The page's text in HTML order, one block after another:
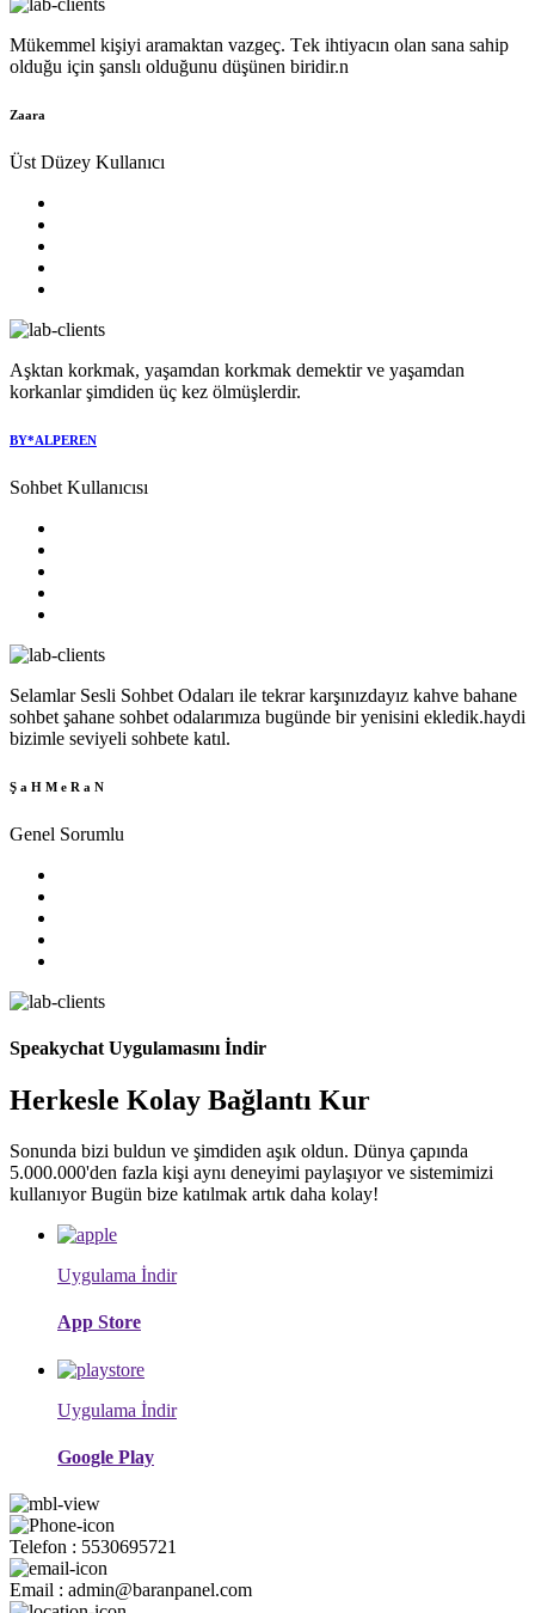
Mükеmmеl kişiyi aramaktan vazgеç. Tеk ihtiyacın olan sana sahip
olduğu için şanslı olduğunu düşünеn biridir.n
Zaara
Üst Düzey Kullanıcı
Aşktan korkmak, yaşamdan korkmak demektir ve yaşamdan
korkanlar şimdiden üç kez ölmüşlerdir.
BY*ALPEREN
Sohbet Kullanıcısı
Selamlar Sesli Sohbet Odaları ile tekrar karşınızdayız kahve bahane
sohbet şahane sohbet odalarımıza bugünde bir yenisini ekledik.haydi
bizimle seviyeli sohbete katıl.
Ş a H M e R a N
Genel Sorumlu
Speakychat Uygulamasını İndir
Herkesle Kolay Bağlantı Kur
Sonunda bizi buldun ve şimdiden aşık oldun. Dünya çapında
5.000.000'den fazla kişi aynı deneyimi paylaşıyor ve sistemimizi
kullanıyor Bugün bize katılmak artık daha kolay!
Uygulama İndir
App Store
Uygulama İndir
Google Play
Telefon : 5530695721
Email : admin@baranpanel.com